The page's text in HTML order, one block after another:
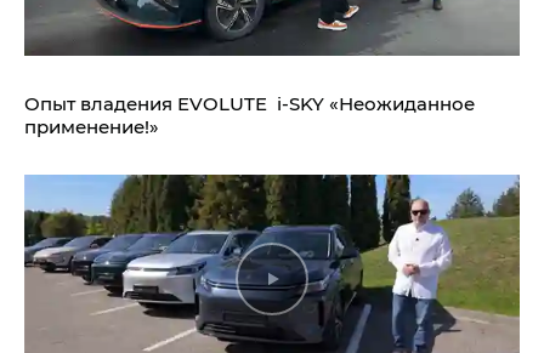
Опыт владения EVOLUTE i‑SKY «Неожиданное
применение!»